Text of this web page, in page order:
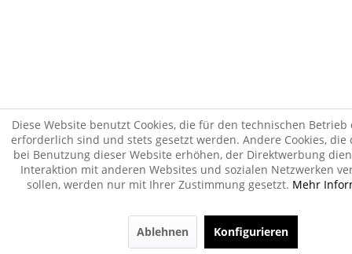
Diese Website benutzt Cookies, die für den technischen Betrieb
erforderlich sind und stets gesetzt werden. Andere Cookies, die
bei Benutzung dieser Website erhöhen, der Direktwerbung
Interaktion mit anderen Websites und sozialen Netzwerken
sollen, werden nur mit Ihrer Zustimmung gesetzt. Mehr
Ablehnen Konfigurieren